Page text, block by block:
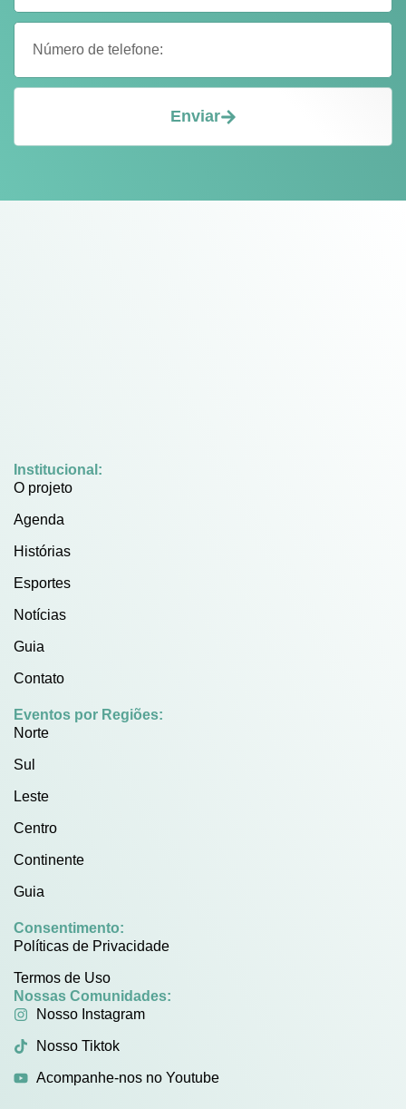
Enviar
Institucional:
O projeto
Agenda
Histórias
Esportes
Notícias
Guia
Contato
Eventos por Regiões:
Norte
Sul
Leste
Centro
Continente
Guia
Consentimento:
Políticas de Privacidade
Termos de Uso
Nossas Comunidades:
Nosso Instagram
Nosso Tiktok
Acompanhe-nos no Youtube